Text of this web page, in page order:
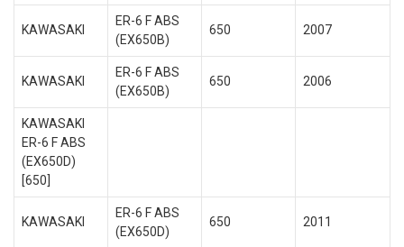
KAWASAKI
ER-6 F ABS
(EX650B)
650 2007
KAWASAKI
ER-6 F ABS
(EX650B)
650 2006
KAWASAKI
ER-6 F ABS
(EX650D)
[650]
KAWASAKI
ER-6 F ABS
(EX650D)
650 2011